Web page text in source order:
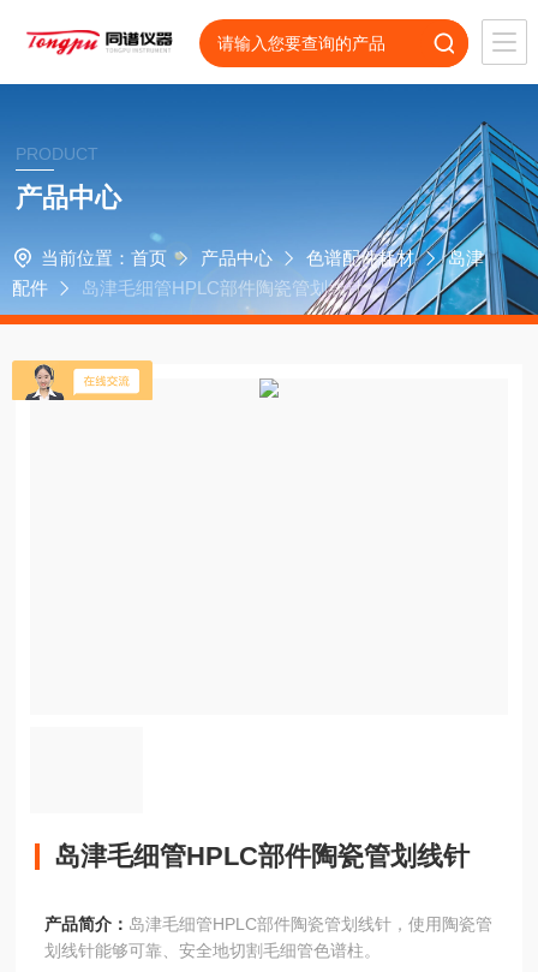
PRODUCT
产品中心
当前位置： 首页 产品中心 色谱配件耗材
岛津
配件
岛津毛细管HPLC部件陶瓷管划线针
岛津毛细管HPLC部件陶瓷管划线针
产品简介： 岛津毛细管HPLC部件陶瓷管划线针，使用陶瓷管
划线针能够可靠、安全地切割毛细管色谱柱。